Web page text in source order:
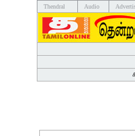
Thendral Audio